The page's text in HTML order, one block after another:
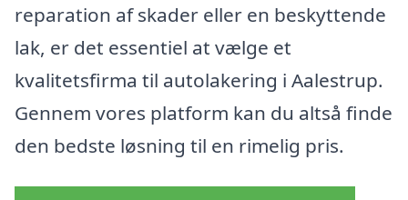
reparation af skader eller en beskyttende
lak, er det essentiel at vælge et
kvalitetsfirma til autolakering i Aalestrup.
Gennem vores platform kan du altså finde
den bedste løsning til en rimelig pris.